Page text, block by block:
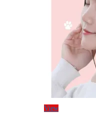
View